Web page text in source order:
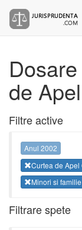
de
Filtre active
Anul 2002
Curtea de Apel
Minori si familie
Filtrare spete